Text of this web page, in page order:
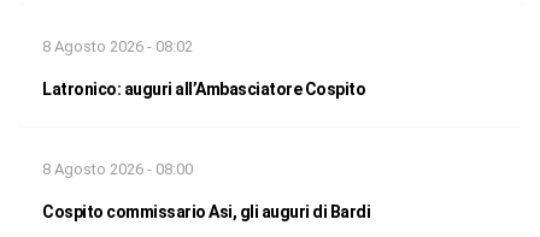
8 Agosto 2026 - 08:02
Latronico: auguri all’Ambasciatore Cospito
8 Agosto 2026 - 08:00
Cospito commissario Asi, gli auguri di Bardi